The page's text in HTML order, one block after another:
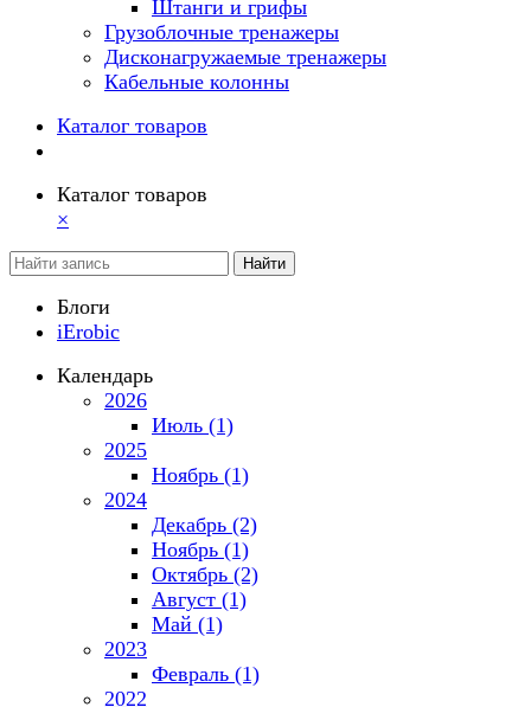
Штанги и грифы
Грузоблочные тренажеры
Дисконагружаемые тренажеры
Кабельные колонны
Каталог товаров
Каталог товаров
×
Найти
Блоги
iErobic
Календарь
2026
Июль (1)
2025
Ноябрь (1)
2024
Декабрь (2)
Ноябрь (1)
Октябрь (2)
Август (1)
Май (1)
2023
Февраль (1)
2022